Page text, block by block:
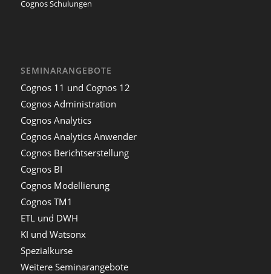
Cognos Schulungen
SEMINARANGEBOTE
Cognos 11 und Cognos 12
Cognos Administration
Cognos Analytics
Cognos Analytics Anwender
Cognos Berichtserstellung
Cognos BI
Cognos Modellierung
Cognos TM1
ETL und DWH
KI und Watsonx
Spezialkurse
Weitere Seminarangebote